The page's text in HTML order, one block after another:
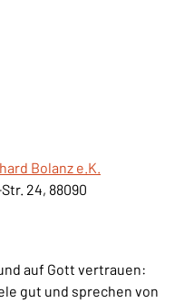
Bolanz e.K.
24, 88090
auf Gott vertrauen:
gut und sprechen von